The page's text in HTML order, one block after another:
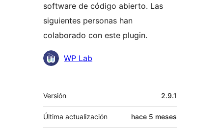
software de código abierto. Las
siguientes personas han
colaborado con este plugin.
Colaboradores
WP Lab
Meta
Versión 2.9.1
Última actualización hace 5 meses